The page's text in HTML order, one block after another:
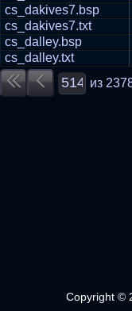
cs_dakives7.bsp
cs_dakives7.txt
cs_dalley.bsp
cs_dalley.txt
из
Copyright ©